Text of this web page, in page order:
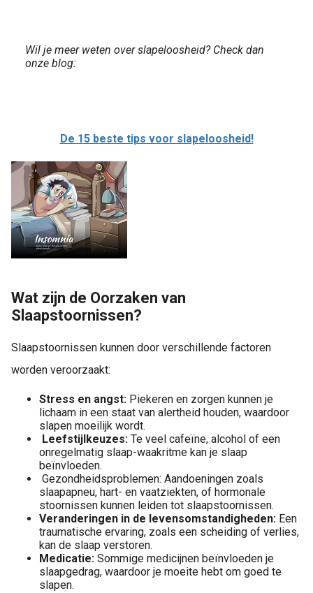
Wil je meer weten over slapeloosheid? Check dan
onze blog:
De 15 beste tips voor slapeloosheid!
Wat zijn de Oorzaken van
Slaapstoornissen?
Slaapstoornissen kunnen door verschillende factoren
worden veroorzaakt:
Stress en angst: Piekeren en zorgen kunnen je
lichaam in een staat van alertheid houden, waardoor
slapen moeilijk wordt.
Leefstijlkeuzes: Te veel cafeïne, alcohol of een
onregelmatig slaap-waakritme kan je slaap
beïnvloeden.
Gezondheidsproblemen: Aandoeningen zoals
slaapapneu, hart- en vaatziekten, of hormonale
stoornissen kunnen leiden tot slaapstoornissen.
Veranderingen in de levensomstandigheden: Een
traumatische ervaring, zoals een scheiding of verlies,
kan de slaap verstoren.
Medicatie: Sommige medicijnen beïnvloeden je
slaapgedrag, waardoor je moeite hebt om goed te
slapen.